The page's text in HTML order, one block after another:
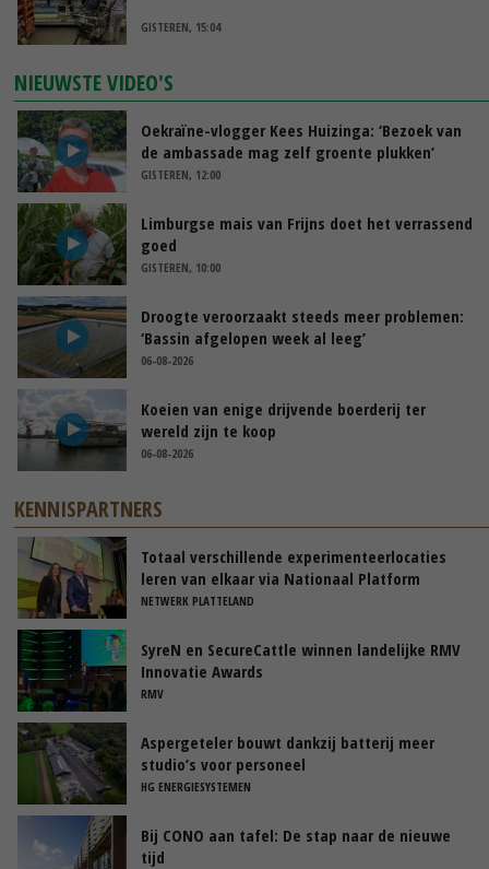
GISTEREN, 15:04
NIEUWSTE VIDEO'S
Oekraïne-vlogger Kees Huizinga: ‘Bezoek van
de ambassade mag zelf groente plukken’
GISTEREN, 12:00
Limburgse mais van Frijns doet het verrassend
goed
GISTEREN, 10:00
Droogte veroorzaakt steeds meer problemen:
‘Bassin afgelopen week al leeg’
06-08-2026
Koeien van enige drijvende boerderij ter
wereld zijn te koop
06-08-2026
KENNISPARTNERS
Totaal verschillende experimenteerlocaties
leren van elkaar via Nationaal Platform
NETWERK PLATTELAND
SyreN en SecureCattle winnen landelijke RMV
Innovatie Awards
RMV
Aspergeteler bouwt dankzij batterij meer
studio’s voor personeel
HG ENERGIESYSTEMEN
Bij CONO aan tafel: De stap naar de nieuwe
tijd